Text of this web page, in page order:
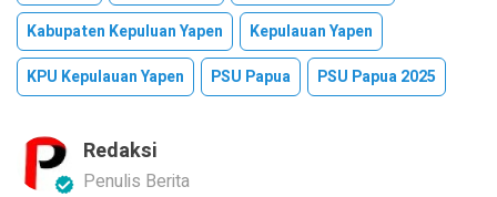
Kabupaten Kepuluan Yapen
Kepulauan Yapen
KPU Kepulauan Yapen
PSU Papua PSU Papua 2025
Redaksi
Penulis Berita